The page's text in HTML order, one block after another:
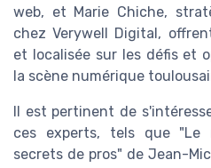
web, et Marie Chiche,
chez Verywell Digital,
et localisée sur les défis et
la scène numérique
Il est pertinent de
ces experts, tels que "Le
secrets de pros" de Jean-